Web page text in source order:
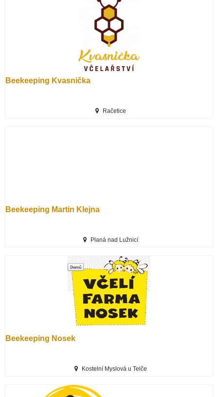
Beekeeping Kvasnička
Račetice
Beekeeping Martin Klejna
Planá nad Lužnicí
Beekeeping Nosek
Kostelní Myslová u Telče